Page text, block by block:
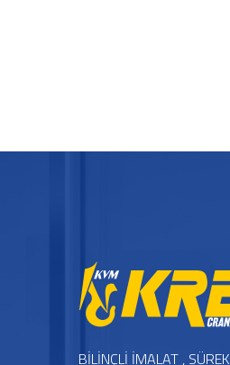
BİLİNÇLİ İMALAT ,